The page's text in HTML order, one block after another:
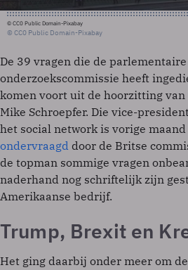
© CC0 Public Domain-Pixabay
© CC0 Public Domain-Pixabay
De 39 vragen die de parlementaire
onderzoekscommissie heeft
komen voort uit de hoorzitting van
Mike Schroepfer. Die vice-
het social network is vorige maand
ondervraagd door de Britse
de topman sommige vragen
naderhand nog schriftelijk zijn
Amerikaanse bedrijf.
Trump, Brexit en
Het ging daarbij onder meer om